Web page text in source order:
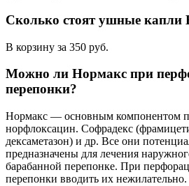
Сколько стоят ушные капли
В корзину за 350 руб.
Можно ли Нормакс при
перепонки?
Нормакс — основным компонентом
норфлоксацин. Софрадекс
дексаметазон) и др. Все они
предназначены для лечения
барабанной перепонке. При
перепонки вводить их нежилательно.